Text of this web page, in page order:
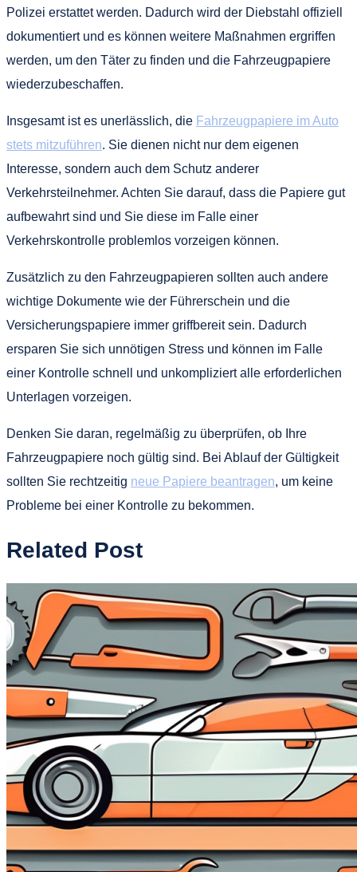
Polizei erstattet werden. Dadurch wird der Diebstahl offiziell
dokumentiert und es können weitere Maßnahmen ergriffen
werden, um den Täter zu finden und die Fahrzeugpapiere
wiederzubeschaffen.
Insgesamt ist es unerlässlich, die Fahrzeugpapiere im Auto
stets mitzuführen. Sie dienen nicht nur dem eigenen
Interesse, sondern auch dem Schutz anderer
Verkehrsteilnehmer. Achten Sie darauf, dass die Papiere gut
aufbewahrt sind und Sie diese im Falle einer
Verkehrskontrolle problemlos vorzeigen können.
Zusätzlich zu den Fahrzeugpapieren sollten auch andere
wichtige Dokumente wie der Führerschein und die
Versicherungspapiere immer griffbereit sein. Dadurch
ersparen Sie sich unnötigen Stress und können im Falle
einer Kontrolle schnell und unkompliziert alle erforderlichen
Unterlagen vorzeigen.
Denken Sie daran, regelmäßig zu überprüfen, ob Ihre
Fahrzeugpapiere noch gültig sind. Bei Ablauf der Gültigkeit
sollten Sie rechtzeitig neue Papiere beantragen, um keine
Probleme bei einer Kontrolle zu bekommen.
Related Post